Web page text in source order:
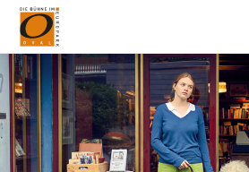
Wegbeschreibung